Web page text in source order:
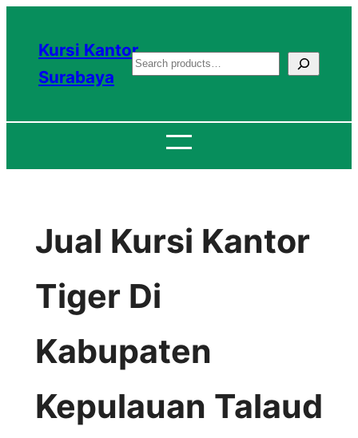
konten
Kursi Kantor
Surabaya
S
a
c
Jual Kursi Kantor
Tiger Di
Kabupaten
Kepulauan Talaud